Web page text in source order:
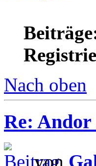
Nach oben
Re:
von